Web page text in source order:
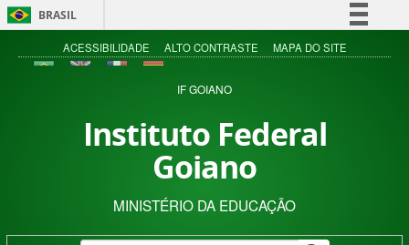
BRASIL
Simplifique!
Acesso à informação
ACESSIBILIDADE ALTO CONTRASTE MAPA DO SITE
IF GOIANO
Instituto Federal
Goiano
MINISTÉRIO DA EDUCAÇÃO